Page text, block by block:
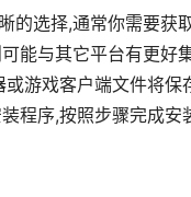
的选择,通常你需要
能与其它平台有更好
游戏客户端文件将
程序,按照步骤完成